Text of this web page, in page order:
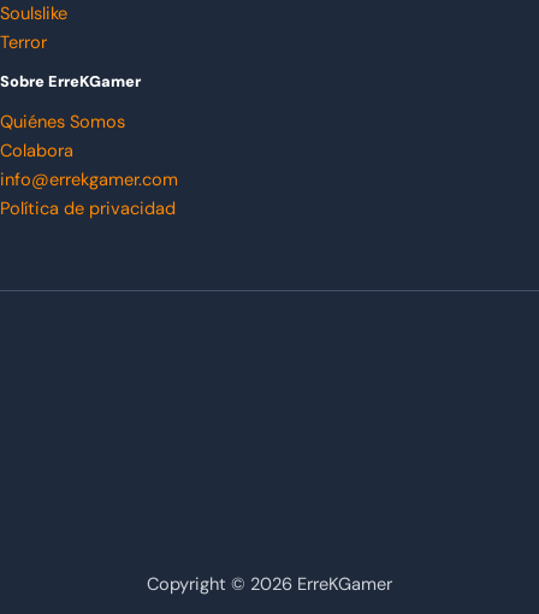
Soulslike
Terror
Sobre ErreKGamer
Quiénes Somos
Colabora
info@errekgamer.com
Política de privacidad
Copyright © 2026 ErreKGamer